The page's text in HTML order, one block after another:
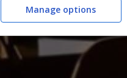
Manage options